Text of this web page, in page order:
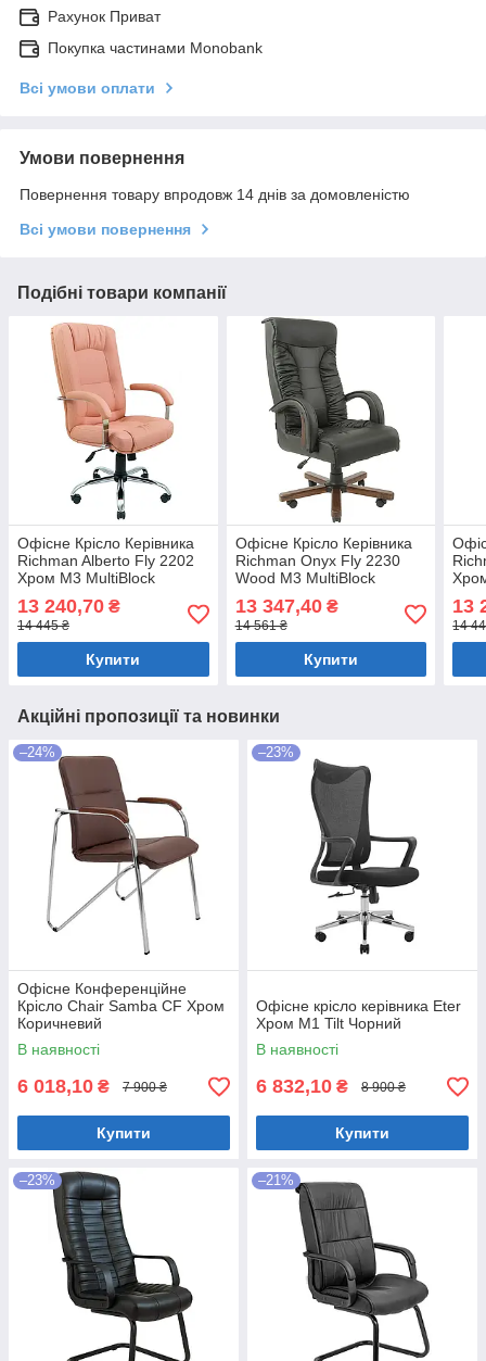
Рахунок Приват
Покупка частинами Monobank
Всі умови оплати
Умови повернення
Повернення товару впродовж 14 днів за домовленістю
Всі умови повернення
Подібні товари компанії
Офісне Крісло Керівника
Richman Alberto Fly 2202
Хром М3 MultiBlock
Рожевий
13 240,70 ₴
14 445 ₴
Купити
Офісне Крісло Керівника
Richman Onyx Fly 2230
Wood М3 MultiBlock
Чорний
13 347,40₴
14 561 ₴
Купити
13
14
Акційні пропозиції та новинки
–24%
Офісне Конференційне
Крісло Chair Samba CF Хром
Коричневий
В наявності
6 018,10 ₴ 7 900 ₴
Купити
–23%
Офісне крісло керівника Eter
Хром M1 Tilt Чорний
В наявності
6 832,10 ₴ 8 900 ₴
Купити
–23% –21%